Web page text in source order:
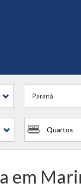
Paraná
Quartos
em